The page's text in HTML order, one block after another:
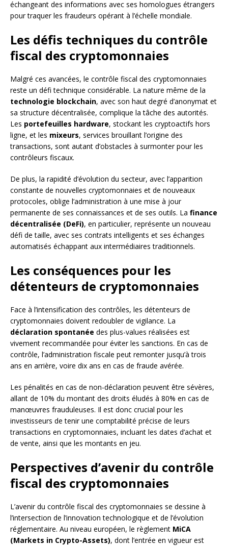
échangeant des informations avec ses homologues étrangers
pour traquer les fraudeurs opérant à l’échelle mondiale.
Les défis techniques du contrôle
fiscal des cryptomonnaies
Malgré ces avancées, le contrôle fiscal des cryptomonnaies
reste un défi technique considérable. La nature même de la
technologie blockchain, avec son haut degré d’anonymat et
sa structure décentralisée, complique la tâche des autorités.
Les portefeuilles hardware, stockant les cryptoactifs hors
ligne, et les mixeurs, services brouillant l’origine des
transactions, sont autant d’obstacles à surmonter pour les
contrôleurs fiscaux.
De plus, la rapidité d’évolution du secteur, avec l’apparition
constante de nouvelles cryptomonnaies et de nouveaux
protocoles, oblige l’administration à une mise à jour
permanente de ses connaissances et de ses outils. La finance
décentralisée (DeFi), en particulier, représente un nouveau
défi de taille, avec ses contrats intelligents et ses échanges
automatisés échappant aux intermédiaires traditionnels.
Les conséquences pour les
détenteurs de cryptomonnaies
Face à l’intensification des contrôles, les détenteurs de
cryptomonnaies doivent redoubler de vigilance. La
déclaration spontanée des plus-values réalisées est
vivement recommandée pour éviter les sanctions. En cas de
contrôle, l’administration fiscale peut remonter jusqu’à trois
ans en arrière, voire dix ans en cas de fraude avérée.
Les pénalités en cas de non-déclaration peuvent être sévères,
allant de 10% du montant des droits éludés à 80% en cas de
manœuvres frauduleuses. Il est donc crucial pour les
investisseurs de tenir une comptabilité précise de leurs
transactions en cryptomonnaies, incluant les dates d’achat et
de vente, ainsi que les montants en jeu.
Perspectives d’avenir du contrôle
fiscal des cryptomonnaies
L’avenir du contrôle fiscal des cryptomonnaies se dessine à
l’intersection de l’innovation technologique et de l’évolution
réglementaire. Au niveau européen, le règlement MiCA
(Markets in Crypto-Assets), dont l’entrée en vigueur est